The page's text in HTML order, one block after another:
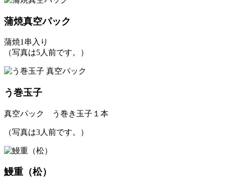
蒲焼真空パック
蒲焼1串入り
（写真は5人前です。）
う巻玉子
真空パック う巻き玉子１本
（写真は3人前です。）
鰻重（松）